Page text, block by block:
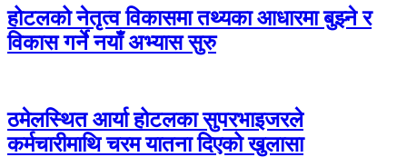
होटलको नेतृत्व विकासमा तथ्यका आधारमा बुझ्ने र
विकास गर्ने नयाँ अभ्यास सुरु
ठमेलस्थित आर्या होटलका सुपरभाइजरले
कर्मचारीमाथि चरम यातना दिएको खुलासा